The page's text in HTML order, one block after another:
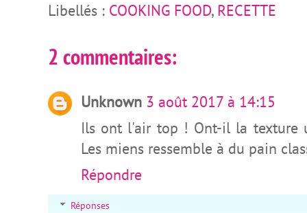
Libellés : COOKING FOOD, RECETTE
2 commentaires:
Unknown 3 août 2017 à 14:15
Ils ont l'air top ! Ont-il la texture
Les miens ressemble à du pain
Répondre
Réponses